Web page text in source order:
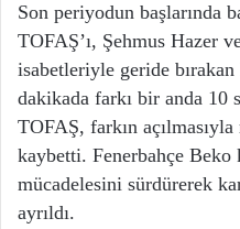
Son periyodun başlarında
TOFAŞ’ı, Şehmus Hazer
isabetleriyle geride
dakikada farkı bir anda 10
TOFAŞ, farkın
kaybetti. Fenerbahçe Beko
mücadelesini sürdürerek
ayrıldı.